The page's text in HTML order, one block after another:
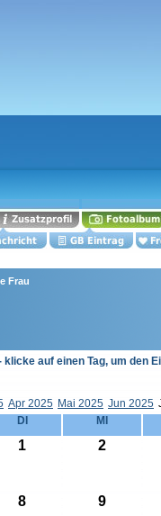
Frau
klicke auf einen Tag, um den
Apr 2025 Mai 2025 Jun 2025
DI MI
1 2
8 9